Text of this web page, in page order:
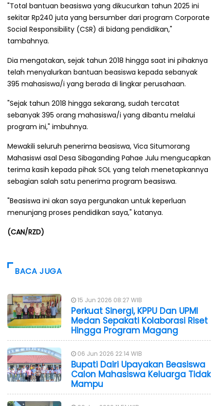
"Total bantuan beasiswa yang dikucurkan tahun 2025 ini
sekitar Rp240 juta yang bersumber dari program Corporate
Social Responsibility (CSR) di bidang pendidikan,"
tambahnya.
Dia mengatakan, sejak tahun 2018 hingga saat ini pihaknya
telah menyalurkan bantuan beasiswa kepada sebanyak
395 mahasiswa/i yang berada di lingkar perusahaan.
"Sejak tahun 2018 hingga sekarang, sudah tercatat
sebanyak 395 orang mahasiswa/i yang dibantu melalui
program ini," imbuhnya.
Mewakili seluruh penerima beasiswa, Vica Situmorang
Mahasiswi asal Desa Sibaganding Pahae Julu mengucapkan
terima kasih kepada pihak SOL yang telah menetapkannya
sebagian salah satu penerima program beasiswa.
"Beasiswa ini akan saya pergunakan untuk keperluan
menunjang proses pendidikan saya," katanya.
(CAN/RZD)
BACA JUGA
15 Jun 2026 08:27 WIB
Perkuat Sinergi, KPPU Dan UPMI
Medan Sepakati Kolaborasi Riset
Hingga Program Magang
06 Jun 2026 22:14 WIB
Bupati Dairi Upayakan Beasiswa
Calon Mahasiswa Keluarga Tidak
Mampu